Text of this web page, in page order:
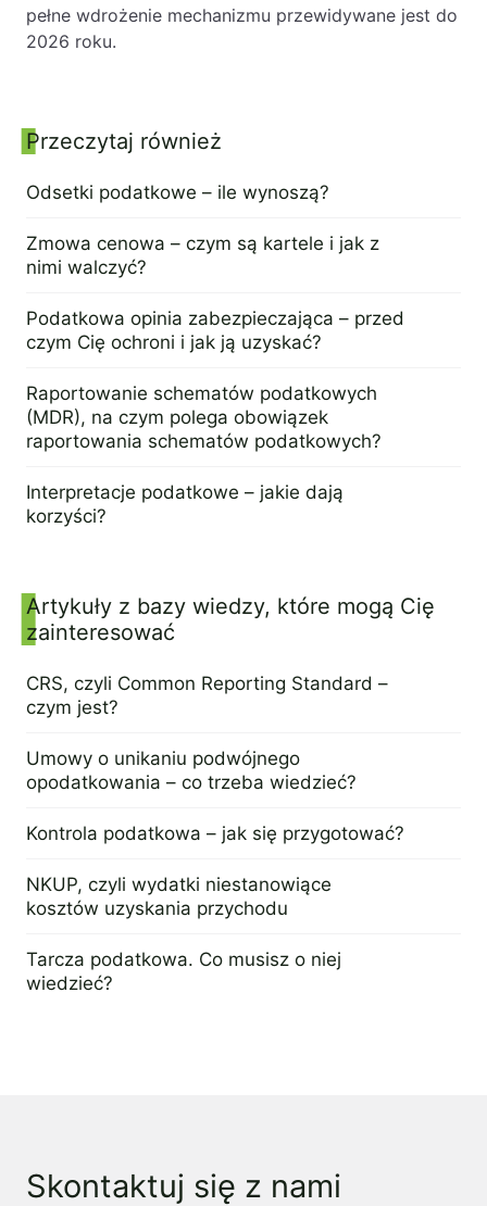
pełne wdrożenie mechanizmu przewidywane jest do
2026 roku.
Panel boczny
Przeczytaj również
Odsetki podatkowe – ile wynoszą?
Zmowa cenowa – czym są kartele i jak z
nimi walczyć?
Podatkowa opinia zabezpieczająca – przed
czym Cię ochroni i jak ją uzyskać?
Raportowanie schematów podatkowych
(MDR), na czym polega obowiązek
raportowania schematów podatkowych?
Interpretacje podatkowe – jakie dają
korzyści?
Artykuły z bazy wiedzy, które mogą Cię
zainteresować
CRS, czyli Common Reporting Standard –
czym jest?
Umowy o unikaniu podwójnego
opodatkowania – co trzeba wiedzieć?
Kontrola podatkowa – jak się przygotować?
NKUP, czyli wydatki niestanowiące
kosztów uzyskania przychodu
Tarcza podatkowa. Co musisz o niej
wiedzieć?
Skontaktuj się z nami